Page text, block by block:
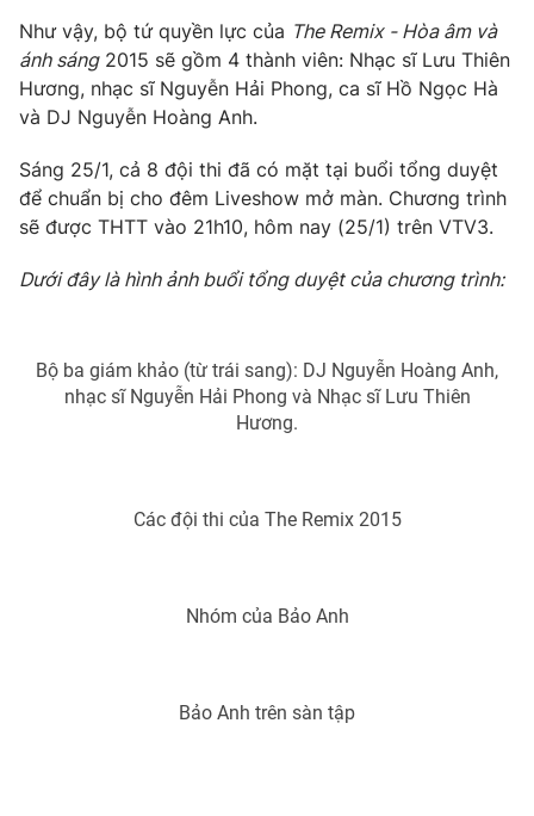
Hitech Công nghệ tương lai
Sản phẩm
Thị trường
Tư vấn
Giao lưu trực tuyến
Lịch phát sóng
Chuyên mục khác
Video Shorts video
VTV Sức khoẻ Bất động sản
Như vậy, bộ tứ quyền lực của The Remix - Hòa âm và
ánh sáng2015 sẽ gồm 4 thành viên: Nhạc sĩ Lưu Thiên
Hương, nhạc sĩ Nguyễn Hải Phong, ca sĩ Hồ Ngọc Hà
và DJ Nguyễn Hoàng Anh.
Sáng 25/1, cả 8 đội thi đã có mặt tại buổi tổng duyệt
để chuẩn bị cho đêm Liveshow mở màn. Chương trình
sẽ được THTT vào 21h10, hôm nay (25/1) trên VTV3.
Dưới đây là hình ảnh buổi tổng duyệt của chương trình:
Bộ ba giám khảo (từ trái sang): DJ Nguyễn Hoàng Anh,
nhạc sĩ Nguyễn Hải Phong và Nhạc sĩ Lưu Thiên
Hương.
Các đội thi của The Remix 2015
Nhóm của Bảo Anh
Bảo Anh trên sàn tập